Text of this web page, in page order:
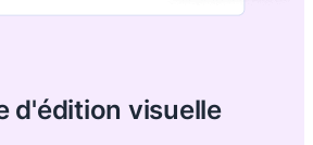
d'édition visuelle